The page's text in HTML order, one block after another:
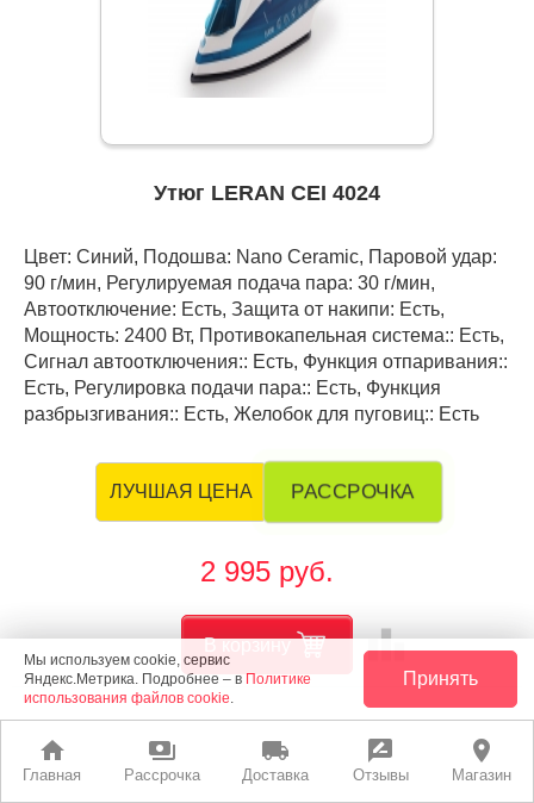
home
Главная
payments
Рассрочка
local_shipping
Доставка
rate_review
Отзывы
place
Магазин
Утюг LERAN CEI 4024
Цвет: Синий, Подошва: Nano Ceramic, Паровой удар:
90 г/мин, Регулируемая подача пара: 30 г/мин,
Автоотключение: Есть, Защита от накипи: Есть,
Мощность: 2400 Вт, Противокапельная система:: Есть,
Сигнал автоотключения:: Есть, Функция отпаривания::
Есть, Регулировка подачи пара:: Есть, Функция
разбрызгивания:: Есть, Желобок для пуговиц:: Есть
ЛУЧШАЯ ЦЕНА РАССРОЧКА
2 995 руб.
В корзину leaderboard
Мы используем cookie, сервис
Яндекс.Метрика. Подробнее – в Политике
использования файлов cookie.
Принять